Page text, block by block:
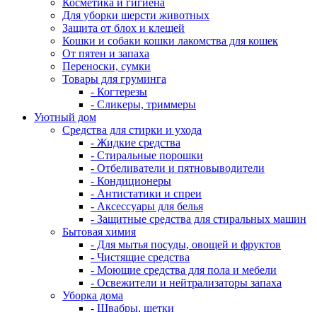
Косметика и гигиена
Для уборки шерсти животных
Защита от блох и клещей
Кошки и собаки кошки лакомства для кошек
От пятен и запаха
Переноски, сумки
Товары для груминга
- Когтерезы
- Сликеры, триммеры
Уютный дом
Средства для стирки и ухода
- Жидкие средства
- Стиральные порошки
- Отбеливатели и пятновыводители
- Кондиционеры
- Антистатики и спреи
- Аксессуары для белья
- Защитные средства для стиральных машин
Бытовая химия
- Для мытья посуды, овощей и фруктов
- Чистящие средства
- Моющие средства для пола и мебели
- Освежители и нейтрализаторы запаха
Уборка дома
- Швабры, щетки